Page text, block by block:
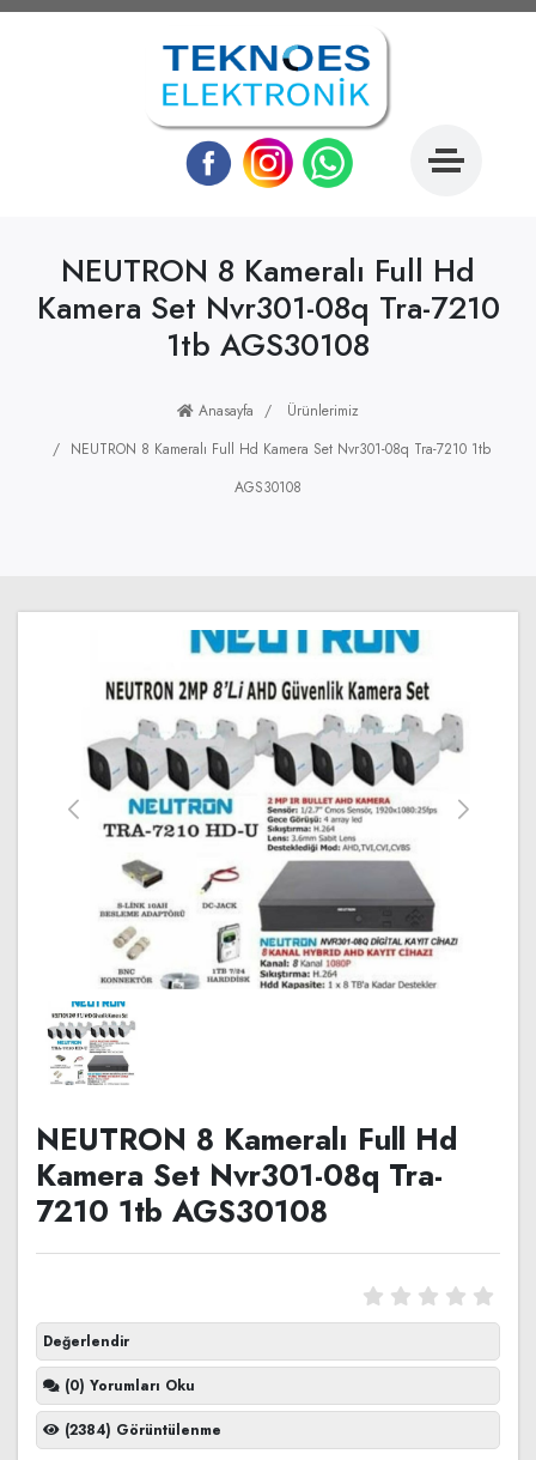
NEUTRON 8 Kameralı Full Hd
Kamera Set Nvr301-08q Tra-7210
1tb AGS30108
Anasayfa
Ürünlerimiz
NEUTRON 8 Kameralı Full Hd Kamera Set Nvr301-08q Tra-7210 1tb
AGS30108
NEUTRON 8 Kameralı Full Hd
Kamera Set Nvr301-08q Tra-
7210 1tb AGS30108
Değerlendir
(0) Yorumları Oku
(2384) Görüntülenme